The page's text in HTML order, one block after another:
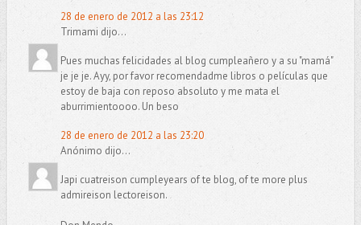
28 de enero de 2012 a las 23:12
Trimami dijo...
Pues muchas felicidades al blog cumpleañero y a su "mamá"
je je je. Ayy, por favor recomendadme libros o películas que
estoy de baja con reposo absoluto y me mata el
aburrimientoooo. Un beso
28 de enero de 2012 a las 23:20
Anónimo dijo...
Japi cuatreison cumpleyears of te blog, of te more plus
admireison lectoreison.